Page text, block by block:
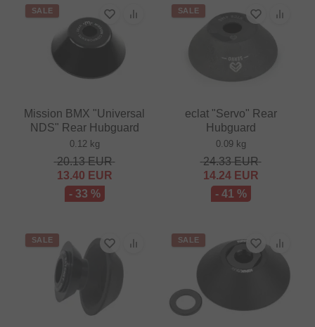
SALE
Mission BMX "Universal
NDS" Rear Hubguard
0.12 kg
20.13EUR
13.40 EUR
- 33 %
SALE
eclat "Servo" Rear
Hubguard
0.09 kg
24.33EUR
14.24EUR
- 41 %
SALE SALE